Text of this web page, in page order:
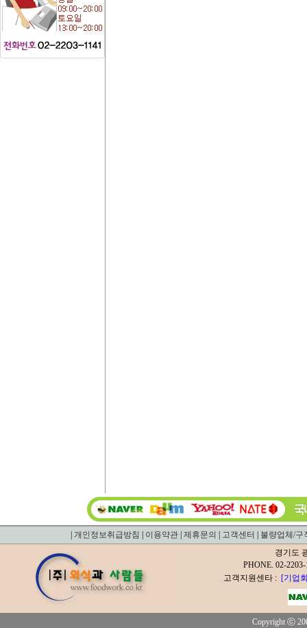
개인정보취급방침 이용약관 제휴문의 고객센터
불량업체/구
경기도
PHONE. 02-
고객지원센타 : [기업
Copyright ⓒ